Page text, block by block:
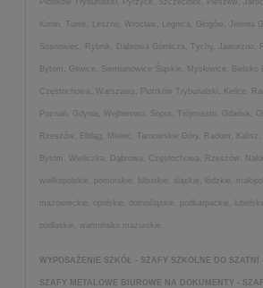
Konin, Turek, Leszno, Wrocław, Legnica, Głogów, Jelenia
Sosnowiec, Rybnik, Dąbrowa Górnicza, Tychy, Jaworzno,
Bytom, Gliwice, Siemianowice Śląskie, Mysłowice, Bielsko
Częstochowa, Warszawa, Piotrków Trybunalski, Kielce,
Poznań, Gdynia, Wejherowo, Sopot, Trójmiasto, Gdańsk,
Rzeszów, Elbląg, Mielec, Tarnowskie Góry, Radom, Kalisz,
Bytom, Wieliczka, Dąbrowa, Częstochowa, Rzeszów,
wielkopolskie, pomorskie, lubuskie, śląskie, łódzkie,
mazowieckie, opolskie, dolnośląskie, podkarpackie,
podlaskie, warmińsko mazurskie.
WYPOSAŻENIE SZKÓŁ - SZAFY SZKOLNE DO SZATNI
SZAFY METALOWE BIUROWE NA DOKUMENTY -